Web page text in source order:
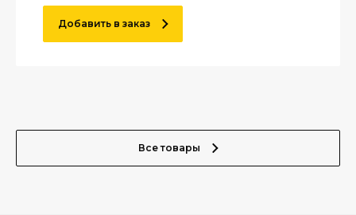
Добавить в заказ
Все товары